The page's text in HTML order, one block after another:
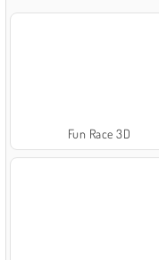
Fun Race 3D